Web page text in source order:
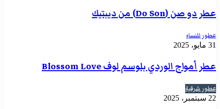
عطر دو صن (Do Son) من ديبتيك
عطور للنساء
31 مايو، 2025
عطر أمواج الوردي بلوسم لوف Blossom Love
عطور شرقية
22 سبتمبر، 2025